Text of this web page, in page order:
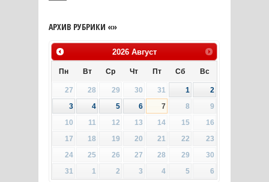
АРХИВ РУБРИКИ «»
2026 Август
Пн Вт Ср Чт Пт Сб Вс
27 28 29 30 31 1
2
3
4 5 6 7 8
9
10
11 12 13 14 15
16
17
18 19 20 21 22
23
24
25 26 27 28 29
30
31
1 2 3 4 5 6